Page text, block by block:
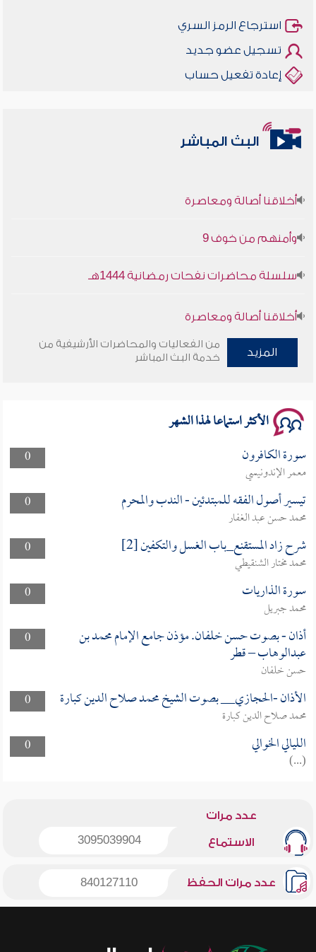
استرجاع الرمز السري
تسجيل عضو جديد
إعادة تفعيل حساب
البث المباشر
أخلاقنا أصالة ومعاصرة
وأمنهم من خوف 9
سلسلة محاضرات نفحات رمضانية 1444هـ
أخلاقنا أصالة ومعاصرة
وأمنهم من خوف 9
المزيد
من الفعاليات والمحاضرات الأرشيفية من
خدمة البث المباشر
الأكثر استماعا لهذا الشهر
0 سورة الكافرون
معمر الإندونيسي
0
تيسير أصول الفقه للمبتدئين - الندب والمحرم
محمد حسن عبد الغفار
0
شرح زاد المستقنع_باب الغسل والتكفين [2]
محمد مختار الشنقيطي
0
سورة الذاريات
محمد جبريل
0
أذان - بصوت حسن خلفان. مؤذن جامع الإمام محمد بن
عبدالوهاب – قطر
حسن خلفان
0
الأذان -الحجازي__ بصوت الشيخ محمد صلاح الدين كبارة
محمد صلاح الدين كبارة
0
الليالي الخوالي
(...)
عدد مرات
الاستماع 3095039904
عدد مرات الحفظ 840127110